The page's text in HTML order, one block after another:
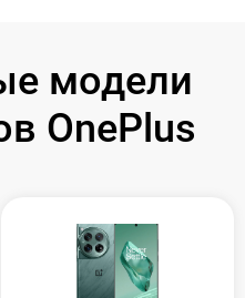
модели
OnePlus